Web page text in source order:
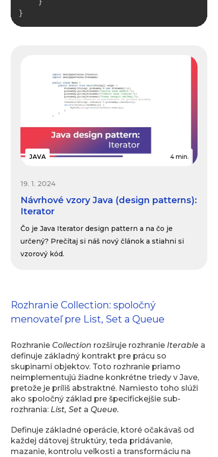
}
JAVA 4 min.
19. 1. 2024
Návrhové vzory Java (design patterns):
Iterator
Čo je Java Iterator design pattern a na čo je
určený? Prečítaj si náš nový článok a stiahni si
vzorový kód.
Rozhranie Collection: spoločný
menovateľ pre List, Set a Queue
Rozhranie Collection rozširuje rozhranie Iterable a
definuje základný kontrakt pre prácu so
skupinami objektov. Toto rozhranie priamo
neimplementujú žiadne konkrétne triedy v Jave,
pretože je príliš abstraktné. Namiesto toho slúži
ako spoločný základ pre špecifickejšie sub-
rozhrania: List, Set a Queue.
Definuje základné operácie, ktoré očakávaš od
každej dátovej štruktúry, teda pridávanie,
mazanie, kontrolu veľkosti a transformáciu na